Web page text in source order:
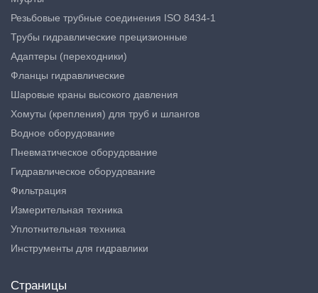
Резьбовые трубные соединения ISO 8434-1
Трубы гидравлические прецизионные
Адаптеры (переходники)
Фланцы гидравлические
Шаровые краны высокого давления
Хомуты (крепления) для труб и шлангов
Водное оборудование
Пневматическое оборудование
Гидравлическое оборудование
Фильтрация
Измерительная техника
Уплотнительная техника
Инструменты для гидравлики
Страницы